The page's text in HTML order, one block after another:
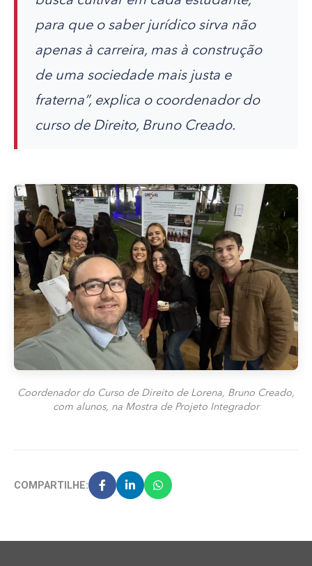
para que o saber jurídico sirva não
apenas à carreira, mas à construção
de uma sociedade mais justa e
fraterna”, explica o coordenador do
curso de Direito, Bruno Creado.
Coordenador do Curso de Direito de Lorena, Bruno Creado,
com alunos, na Mostra de Projeto Integrador
COMPARTILHE: